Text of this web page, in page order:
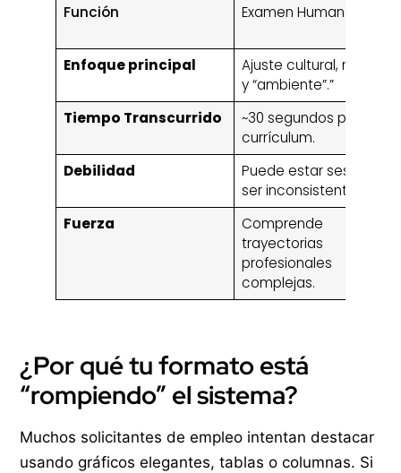
Función Examen Humano
Enfoque principal
Ajuste cultural, narrativa
y “ambiente”.”
Tiempo Transcurrido
~30 segundos por
currículum.
Debilidad
Puede estar sesgado o
ser inconsistente.
Fuerza
Comprende
trayectorias
profesionales
complejas.
¿Por qué tu formato está
“rompiendo” el sistema?
Muchos solicitantes de empleo intentan destacar
usando gráficos elegantes, tablas o columnas. Si